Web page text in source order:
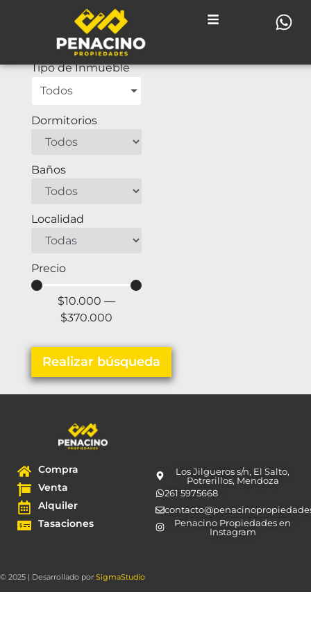
Tipo de operación
Tipo de Inmueble
Todos
Dormitorios
Baños
Localidad
Precio
$10.000 —
$370.000
Realizar búsqueda
No hay inmuebles
Compra
Venta
Alquiler
Tasaciones
Los Jilgueros s/n, El Salto,
Potrerillos, Mendoza
261 5975668
Penacino Propiedades en
Instagram
© 2025 | Desarrollado por SigmaStudio